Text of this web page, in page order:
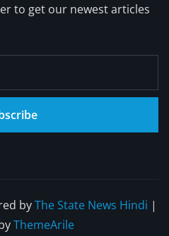
to get our newest articles
byThe State News Hindi |
ThemeArile